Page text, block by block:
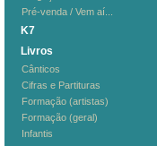
Pré-venda / Vem aí...
K7
Livros
Cânticos
Cifras e Partituras
Formação (artistas)
Formação (geral)
Infantis